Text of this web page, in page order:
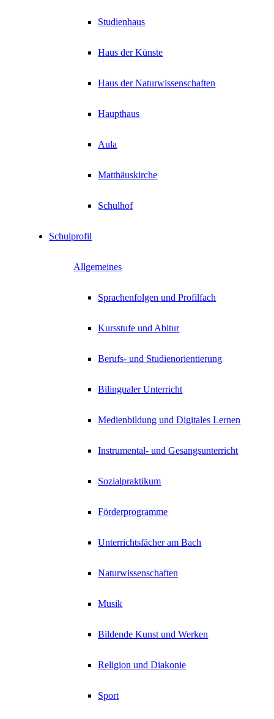
Studienhaus
Haus der Künste
Haus der Naturwissenschaften
Haupthaus
Aula
Matthäuskirche
Schulhof
Schulprofil
Allgemeines
Sprachenfolgen und Profilfach
Kursstufe und Abitur
Berufs- und Studienorientierung
Bilingualer Unterricht
Medienbildung und Digitales Lernen
Instrumental- und Gesangsunterricht
Sozialpraktikum
Förderprogramme
Unterrichtsfächer am Bach
Naturwissenschaften
Musik
Bildende Kunst und Werken
Religion und Diakonie
Sport